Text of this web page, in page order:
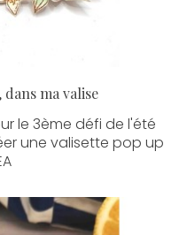
dans ma valise
le 3ème défi de l'été
une valisette pop up